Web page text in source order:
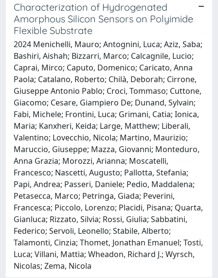
Characterization of Hydrogenated
Amorphous Silicon Sensors on Polyimide
Flexible Substrate
2024 Menichelli, Mauro; Antognini, Luca; Aziz, Saba;
Bashiri, Aishah; Bizzarri, Marco; Calcagnile, Lucio;
Caprai, Mirco; Caputo, Domenico; Caricato, Anna
Paola; Catalano, Roberto; Chilà, Deborah; Cirrone,
Giuseppe Antonio Pablo; Croci, Tommaso; Cuttone,
Giacomo; Cesare, Giampiero De; Dunand, Sylvain;
Fabi, Michele; Frontini, Luca; Grimani, Catia; Ionica,
Maria; Kanxheri, Keida; Large, Matthew; Liberali,
Valentino; Lovecchio, Nicola; Martino, Maurizio;
Maruccio, Giuseppe; Mazza, Giovanni; Monteduro,
Anna Grazia; Morozzi, Arianna; Moscatelli,
Francesco; Nascetti, Augusto; Pallotta, Stefania;
Papi, Andrea; Passeri, Daniele; Pedio, Maddalena;
Petasecca, Marco; Petringa, Giada; Peverini,
Francesca; Piccolo, Lorenzo; Placidi, Pisana; Quarta,
Gianluca; Rizzato, Silvia; Rossi, Giulia; Sabbatini,
Federico; Servoli, Leonello; Stabile, Alberto;
Talamonti, Cinzia; Thomet, Jonathan Emanuel; Tosti,
Luca; Villani, Mattia; Wheadon, Richard J.; Wyrsch,
Nicolas; Zema, Nicola